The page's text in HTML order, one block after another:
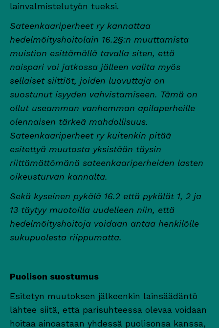
lainvalmistelutyön tueksi.
Sateenkaariperheet ry kannattaa
hedelmöityshoitolain 16.2§:n muuttamista
muistion esittämällä tavalla siten, että
naispari voi jatkossa jälleen valita myös
sellaiset siittiöt, joiden luovuttaja on
suostunut isyyden vahvistamiseen. Tämä on
ollut useamman vanhemman apilaperheille
olennaisen tärkeä mahdollisuus.
Sateenkaariperheet ry kuitenkin pitää
esitettyä muutosta yksistään täysin
riittämättömänä sateenkaariperheiden lasten
oikeusturvan kannalta.
Sekä kyseinen pykälä 16.2 että pykälät 1, 2 ja
13 täytyy muotoilla uudelleen niin, että
hedelmöityshoitoja voidaan antaa henkilölle
sukupuolesta riippumatta.
Puolison suostumus
Esitetyn muutoksen jälkeenkin lainsäädäntö
lähtee siitä, että parisuhteessa olevaa voidaan
hoitaa ainoastaan yhdessä puolisonsa kanssa,